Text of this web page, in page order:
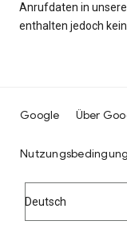
Anrufdaten in
enthalten jedoch
Google Über
Deutsch